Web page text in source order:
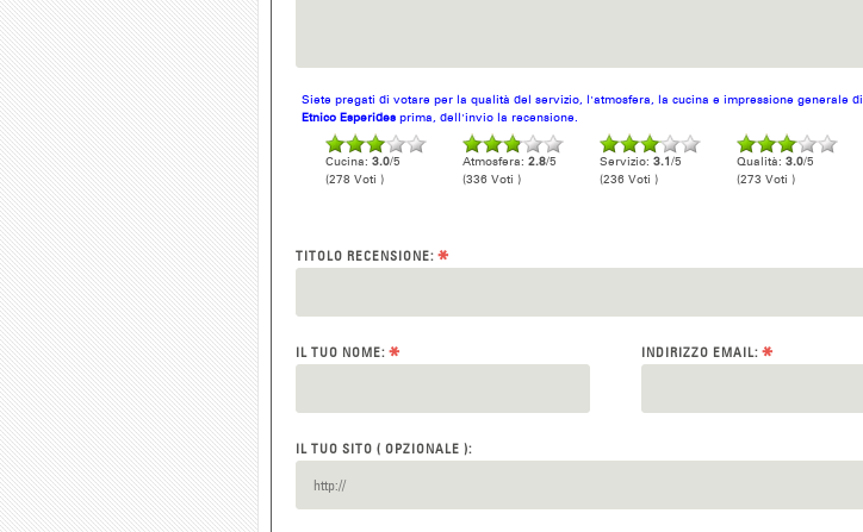
Siete pregati di votare per la qualità del servizio, l'atmosfera, la cucina e impressione generale di
Etnico Esperides prima, dell'invio la recensione.
Cucina: 3.0/5
(278 Voti )
Atmosfera: 2.8/5
(336 Voti )
Servizio: 3.1/5
(236 Voti )
Qualità: 3.0/5
(273 Voti )
TITOLO RECENSIONE: *
IL TUO NOME: * INDIRIZZO EMAIL:*
IL TUO SITO ( OPZIONALE ):